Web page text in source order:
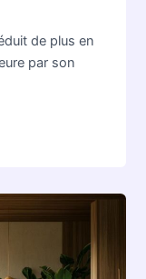
de plus en
par son